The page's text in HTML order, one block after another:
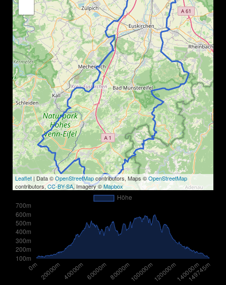
Leaflet | Data ©OpenStreetMapcontributors, Maps ©OpenStreetMap
contributors,CC-BY-SA, Imagery ©Mapbox